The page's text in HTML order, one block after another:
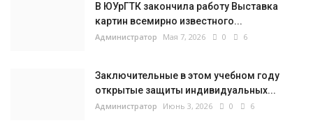
В ЮУрГТК закончила работу Выставка
картин всемирно известного...
Администратор Мая 7, 2026 0 6
Заключительные в этом учебном году
открытые защиты индивидуальных...
Администратор Июнь 3, 2026 0 6